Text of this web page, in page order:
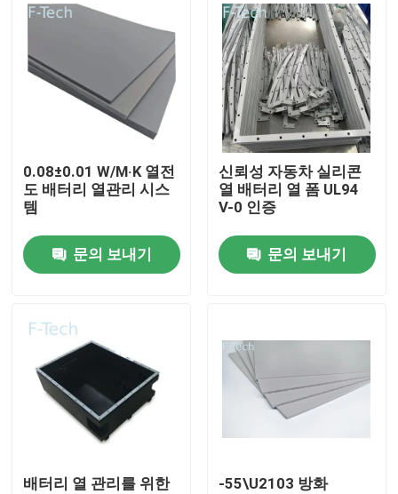
비디오
우리 에 관한 것
공장 투어
저희와 연락
사건
0.08±0.01 W/M·K 열전
도 배터리 열관리 시스
템
문의 보내기
신뢰성 자동차 실리콘
열 배터리 열 폼 UL94
V-0 인증
문의 보내기
배터리 열 관리를 위한
-55\U2103 방화